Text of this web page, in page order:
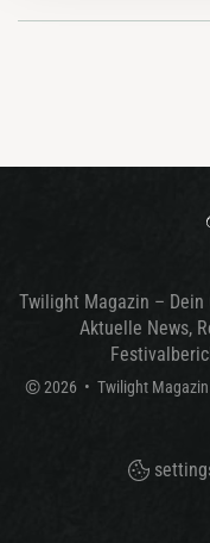
Twilight Magazin – Dein
Aktuelle News,
© 2026 • Twilight Magazin